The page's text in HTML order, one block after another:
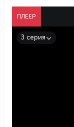
ПЛЕЕР
3 серия